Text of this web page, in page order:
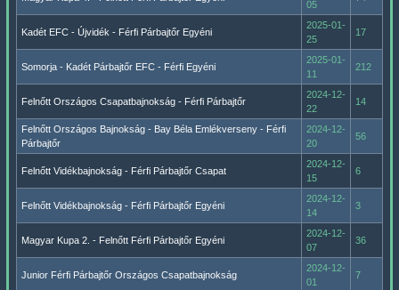
05
Kadét EFC - Újvidék - Férfi Párbajtőr Egyéni
2025-01-
25
17
Somorja - Kadét Párbajtőr EFC - Férfi Egyéni
2025-01-
11
212
Felnőtt Országos Csapatbajnokság - Férfi Párbajtőr
2024-12-
22
14
Felnőtt Országos Bajnokság - Bay Béla Emlékverseny - Férfi
Párbajtőr
2024-12-
20
56
Felnőtt Vidékbajnokság - Férfi Párbajtőr Csapat
2024-12-
15
6
Felnőtt Vidékbajnokság - Férfi Párbajtőr Egyéni
2024-12-
14
3
Magyar Kupa 2. - Felnőtt Férfi Párbajtőr Egyéni
2024-12-
07
36
Junior Férfi Párbajtőr Országos Csapatbajnokság
2024-12-
01
7